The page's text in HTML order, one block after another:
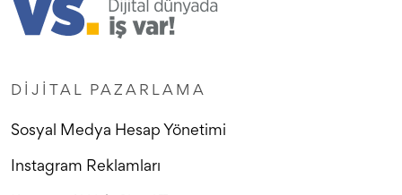
DIJITAL PAZARLAMA
Sosyal Medya Hesap Yönetimi
Instagram Reklamları